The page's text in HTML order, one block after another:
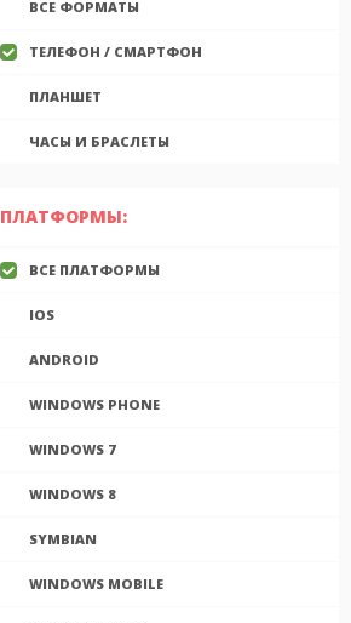
ВСЕ ФОРМАТЫ
ТЕЛЕФОН / СМАРТФОН
ПЛАНШЕТ
ЧАСЫ И БРАСЛЕТЫ
ПЛАТФОРМЫ:
ВСЕ ПЛАТФОРМЫ
IOS
ANDROID
WINDOWS PHONE
WINDOWS 7
WINDOWS 8
SYMBIAN
WINDOWS MOBILE